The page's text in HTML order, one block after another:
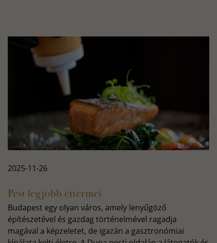
2025-11-26
Pest legjobb éttermei
Budapest egy olyan város, amely lenyűgöző
építészetével és gazdag történelmével ragadja
magával a képzeletet, de igazán a gasztronómiai